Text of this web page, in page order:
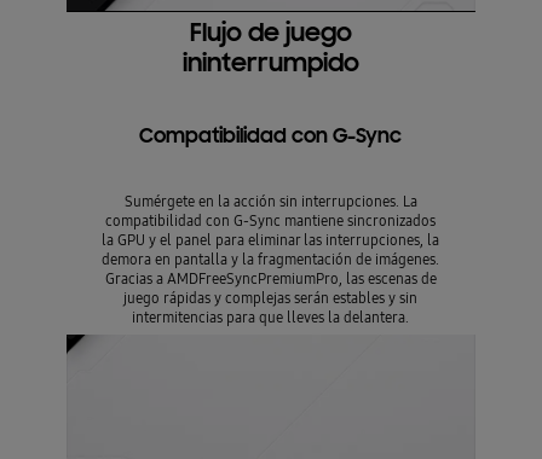
Flujo de juego
ininterrumpido
Compatibilidad con G-Sync
Sumérgete en la acción sin interrupciones. La
compatibilidad con G-Sync mantiene sincronizados
la GPU y el panel para eliminar las interrupciones, la
demora en pantalla y la fragmentación de imágenes.
Gracias a AMDFreeSyncPremiumPro, las escenas de
juego rápidas y complejas serán estables y sin
intermitencias para que lleves la delantera.